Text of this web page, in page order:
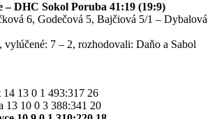
– DHC Sokol Poruba 41:19 (19:9)
6, Godečová 5, Bajčiová 5/1 – Dybalová
7 – 2, rozhodovali: Daňo a Sabol
13 0 1 493:317 26
13 10 0 3 388:341 20